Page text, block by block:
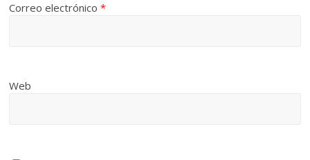
Correo electrónico*
Web